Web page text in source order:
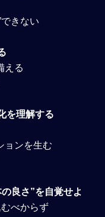
できない
える
を理解する
ョンを生む
良さ”を自覚せよ
むべからず